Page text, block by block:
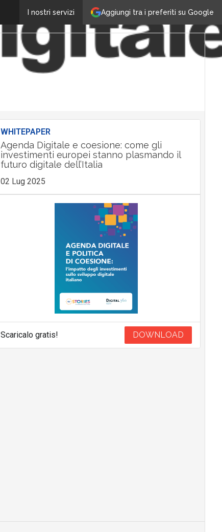
Aggiungi tra i preferiti su Google
I nostri servizi
WHITEPAPER
Agenda Digitale e coesione: come gli
investimenti europei stanno plasmando il
futuro digitale dell’Italia
02 Lug 2025
Scaricalo gratis! DOWNLOAD